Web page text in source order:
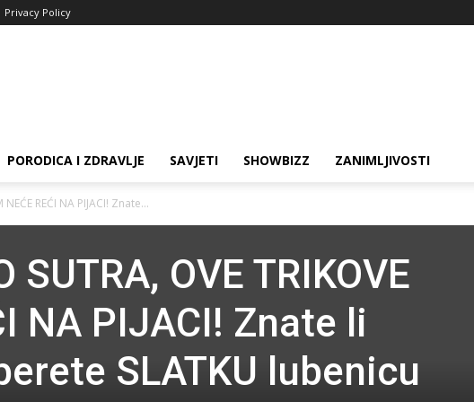
Privacy Policy
PORODICA I ZDRAVLJE SAVJETI SHOWBIZZ ZANIMLJIVOSTI
NEĆE REĆI NA PIJACI! Znate...
SUTRA, OVE TRIKOVE
NA PIJACI! Znate li
SLATKU lubenicu